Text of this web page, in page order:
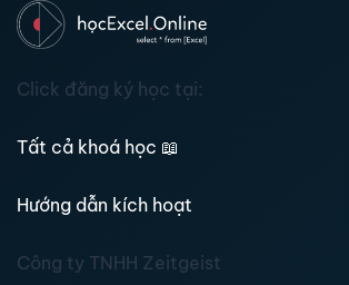
Click đăng ký học tại:
Tất cả khoá học 📖
Hướng dẫn kích hoạt
Công ty TNHH Zeitgeist